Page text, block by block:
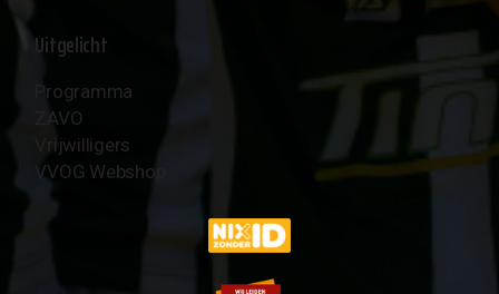
Uitgelicht
Programma
ZAVO
Vrijwilligers
VVOG Webshop